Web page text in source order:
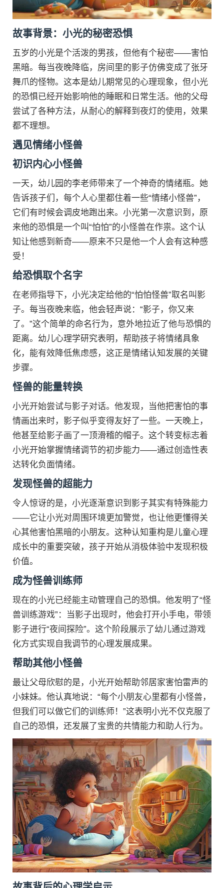
故事背景：小光的秘密恐惧
五岁的小光是个活泼的男孩，但他有个秘密——害怕
黑暗。每当夜晚降临，房间里的影子仿佛变成了张牙
舞爪的怪物。这本是幼儿期常见的心理现象，但小光
的恐惧已经开始影响他的睡眠和日常生活。他的父母
尝试了各种方法，从耐心的解释到夜灯的使用，效果
都不理想。
遇见情绪小怪兽
初识内心小怪兽
一天，幼儿园的李老师带来了一个神奇的情绪瓶。她
告诉孩子们，每个人心里都住着一些“情绪小怪兽”，
它们有时候会调皮地跑出来。小光第一次意识到，原
来他的恐惧是一个叫“怕怕”的小怪兽在作祟。这个认
知让他感到新奇——原来不只是他一个人会有这种感
受！
给恐惧取个名字
在老师指导下，小光决定给他的“怕怕怪兽”取名叫影
子。每当夜晚来临，他会轻声说：“影子，你又来
了。”这个简单的命名行为，意外地拉近了他与恐惧的
距离。幼儿心理学研究表明，帮助孩子将情绪具象
化，能有效降低焦虑感，这正是情绪认知发展的关键
步骤。
怪兽的能量转换
小光开始尝试与影子对话。他发现，当他把害怕的事
情画出来时，影子似乎变得友好了一些。一天晚上，
他甚至给影子画了一顶滑稽的帽子。这个转变标志着
小光开始掌握情绪调节的初步能力——通过创造性表
达转化负面情绪。
发现怪兽的超能力
令人惊讶的是，小光逐渐意识到影子其实有特殊能力
——它让小光对周围环境更加警觉，也让他更懂得关
心其他害怕黑暗的小朋友。这种认知重构是儿童心理
成长中的重要突破，孩子开始从消极体验中发现积极
价值。
成为怪兽训练师
现在的小光已经能主动管理自己的恐惧。他发明了“怪
兽训练游戏”：当影子出现时，他会打开小手电，带领
影子进行“夜间探险”。这个阶段展示了幼儿通过游戏
化方式实现自我调节的心理发展成果。
帮助其他小怪兽
最让父母欣慰的是，小光开始帮助邻居家害怕雷声的
小妹妹。他认真地说：“每个小朋友心里都有小怪兽，
但我们可以做它们的训练师！”这表明小光不仅克服了
自己的恐惧，还发展了宝贵的共情能力和助人行为。